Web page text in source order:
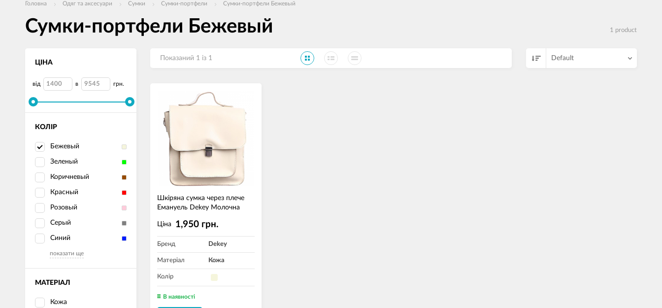
Головна Одяг та аксесуари Сумки Сумки-портфели Сумки-портфели Бежевый
Сумки-портфели Бежевый 1 product
ЦІНА
від в грн.
КОЛІР
Бежевый
Зеленый
Коричневый
Красный
Розовый
Серый
Синий
показати ще
МАТЕРІАЛ
Кожа
Показаний 1 із 1 Default
Шкіряна сумка через плече
Емануель Dekey Молочна
Ціна 1,950 грн.
Бренд Dekey
Матеріал Кожа
Колір
В наявності